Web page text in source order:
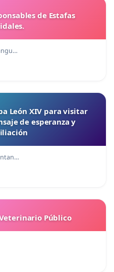
de Estafas
León XIV para visitar
de esperanza y
Público